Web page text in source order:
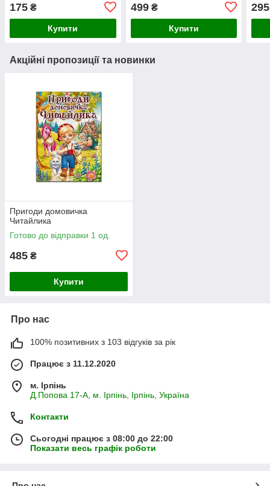
175 ₴
Купити
499₴
Купити
295
Акційні пропозиції та новинки
Пригоди домовичка
Читайлика
Готово до відправки 1 од.
485 ₴
Купити
Про нас
100% позитивних з 103 відгуків за рік
Працює з 11.12.2020
м. Ірпінь
Д.Попова 17-А, м. Ірпінь, Ірпінь, Україна
Контакти
Сьогодні працює з 08:00 до 22:00
Показати весь графік роботи